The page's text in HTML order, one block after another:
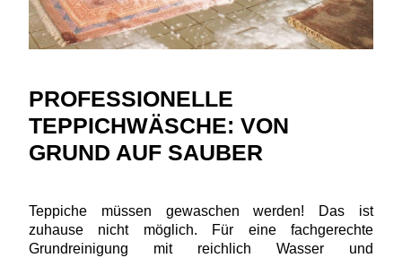
PROFESSIONELLE
TEPPICHWÄSCHE: VON
GRUND AUF SAUBER
Teppiche müssen gewaschen werden! Das ist
zuhause nicht möglich. Für eine fachgerechte
Grundreinigung mit reichlich Wasser und